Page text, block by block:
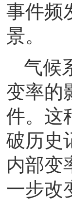
事件频
景。
气候
变率的
件。这
破历史
内部变
一步改